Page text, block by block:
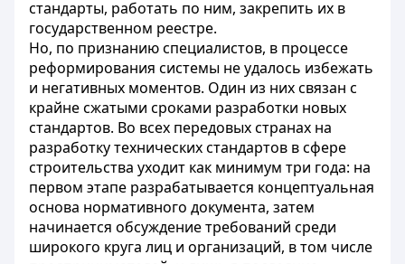
стандарты, работать по ним, закрепить их в
государственном реестре.
Но, по признанию специалистов, в процессе
реформирования системы не удалось избежать
и негативных моментов. Один из них связан с
крайне сжатыми сроками разработки новых
стандартов. Во всех передовых странах на
разработку технических стандартов в сфере
строительства уходит как минимум три года: на
первом этапе разрабатывается концептуальная
основа нормативного документа, затем
начинается обсуждение требований среди
широкого круга лиц и организаций, в том числе